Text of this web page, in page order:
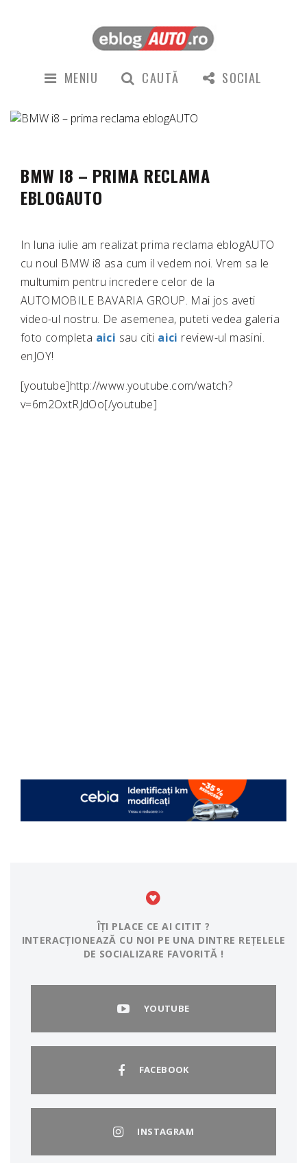
MENIU CAUTĂ SOCIAL
BMW I8 – PRIMA RECLAMA
EBLOGAUTO
In luna iulie am realizat prima reclama eblogAUTO
cu noul BMW i8 asa cum il vedem noi. Vrem sa le
multumim pentru incredere celor de la
AUTOMOBILE BAVARIA GROUP. Mai jos aveti
video-ul nostru. De asemenea, puteti vedea galeria
foto completa aici sau citi aici review-ul masini.
enJOY!
[youtube]http://www.youtube.com/watch?
v=6m2OxtRJdOo[/youtube]
ÎȚI PLACE CE AI CITIT ?
INTERACȚIONEAZĂ CU NOI PE UNA DINTRE REȚELELE
DE SOCIALIZARE FAVORITĂ !
YOUTUBE
FACEBOOK
INSTAGRAM